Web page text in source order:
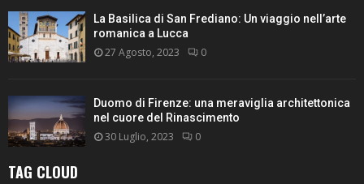
La Basilica di San Frediano: Un viaggio nell’arte
romanica a Lucca
27 Agosto, 2023 0
Duomo di Firenze: una meraviglia architettonica
nel cuore del Rinascimento
30 Luglio, 2023 0
TAG CLOUD